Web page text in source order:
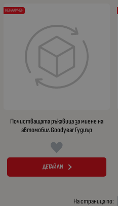
Почистващата ръкавица за миене на
автомобил Goodyear Гудиър
ДЕТАЙЛИ
НЕНАЛИЧЕН
На страница по: